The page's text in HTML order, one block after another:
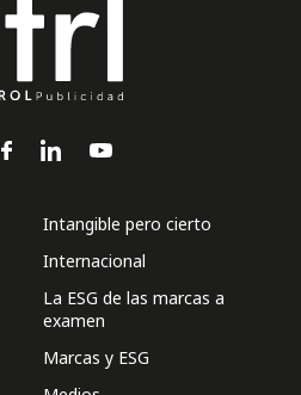
Intangible pero cierto
Internacional
La ESG de las marcas a
examen
Marcas y ESG